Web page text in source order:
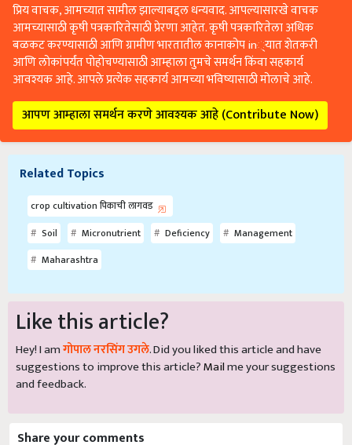
प्रिय वाचक, आमच्यात सामील झाल्याबद्दल धन्यवाद. आपल्यासारखे वाचक
आमच्यासाठी कृषी पत्रकारितेसाठी प्रेरणा आहेत. कृषी पत्रकारितेला अधिक
बळकट करण्यासाठी आणि ग्रामीण भारतातील कानाकोप in्यात शेतकरी
आणि लोकांपर्यंत पोहोचण्यासाठी आम्हाला तुमचे समर्थन किंवा सहकार्य
आवश्यक आहे. आपले प्रत्येक सहकार्य आमच्या भविष्यासाठी मोलाचे आहे.
आपण आम्हाला समर्थन करणे आवश्यक आहे (Contribute Now)
Related Topics
crop cultivation पिकाची लागवड
Soil
Micronutrient Deficiency
Management
Maharashtra
Like this article?
Hey! I amगोपाल नरसिंग उगले. Did you liked this article and have
suggestions to improve this article?Mailme your suggestions
and feedback.
Share your comments